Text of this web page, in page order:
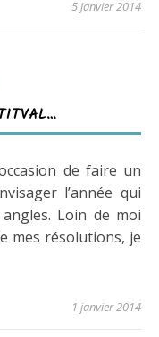
5 janvier 2014
l’année qui
Loin de moi
mes résolutions, je
1 janvier 2014